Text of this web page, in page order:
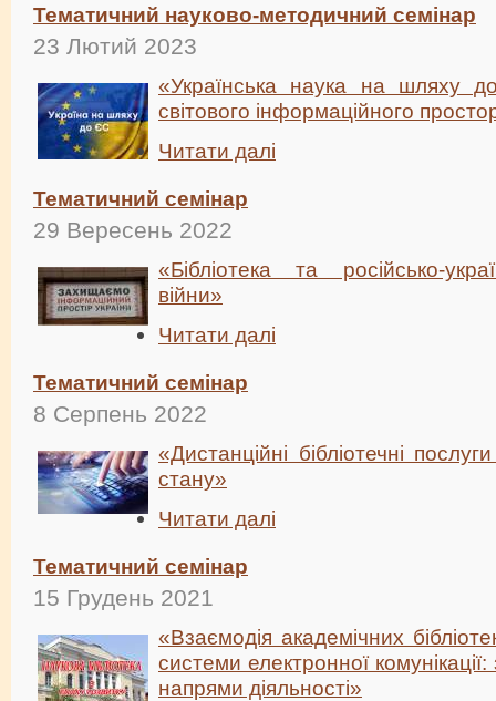
Тематичний науково-методичний семінар
23 Лютий 2023
«Українська наука на шляху
світового інформаційного
Читати далі
Тематичний семінар
29 Вересень 2022
«Бібліотека та російсько-
війни»
Читати далі
Тематичний семінар
8 Серпень 2022
«Дистанційні бібліотечні
стану»
Читати далі
Тематичний семінар
15 Грудень 2021
«Взаємодія академічних
системи електронної
напрями діяльності»